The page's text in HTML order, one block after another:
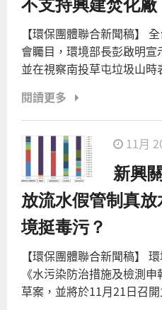
【環保團體聯合新聞稿】
會矚目，環境部長彭啟明宣
並在視察南投草屯垃圾山時
閱讀更多
11月
新興
放流水假管制真
境挺毒污？
【環保團體聯合新聞稿】
《水污染防治措施及檢測
草案，並將於11月21日召